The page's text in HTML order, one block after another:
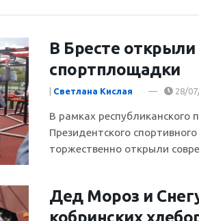
В Бресте
спортплощадки
Светлана Кислая 28/
В рамках республиканского
Президентского
торжественно открыли
Дед Мороз и